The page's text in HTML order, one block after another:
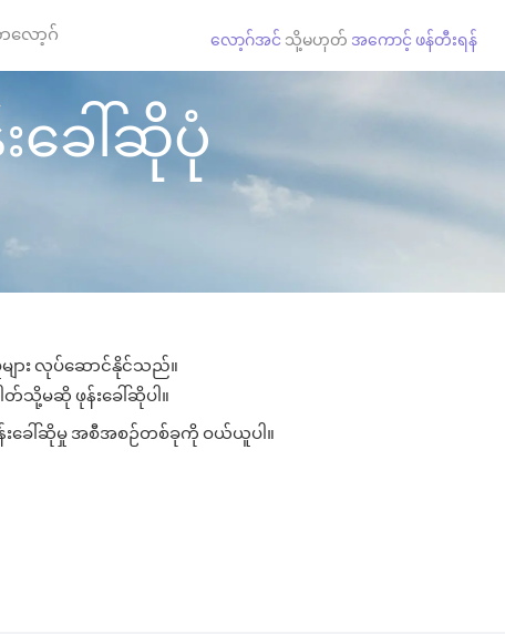
လော့ဂ် လော့ဂ်အင် သို့မဟုတ် အကောင့် ဖန်တီးရန်
ခေါ်ဆိုပုံ
ျား လုပ်ဆောင်နိုင်သည်။
တ်သို့မဆို ဖုန်းခေါ်ဆိုပါ။
းခေါ်ဆိုမှု အစီအစဉ်တစ်ခုကို ဝယ်ယူပါ။